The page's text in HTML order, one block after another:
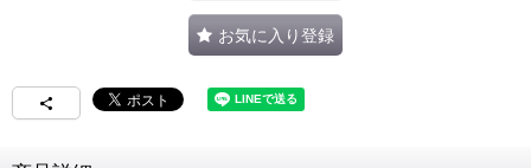
お気に入り登録